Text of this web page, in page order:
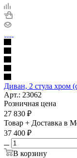
Диван, 2 стула хром
Арт.: 23062
Розничная цена
27 830 ₽
Товар + Доставка в
37 400 ₽
В корзину